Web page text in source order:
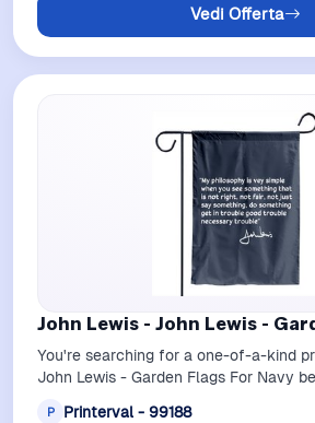
Vedi Offerta
John Lewis - John Lewis -
You're searching for a one-of-a-kind
John Lewis - Garden Flags For Navy
P Printerval - 99188